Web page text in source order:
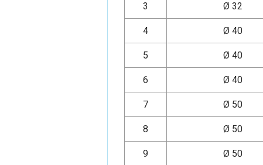
3 Ø 32
4 Ø 40
5 Ø 40
6 Ø 40
7 Ø 50
8 Ø 50
9 Ø 50